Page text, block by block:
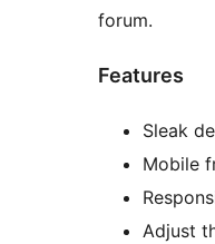
forum.
Features
Sleak
Mobile
Adjust